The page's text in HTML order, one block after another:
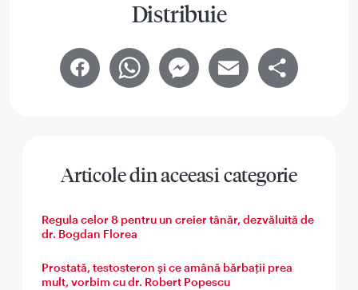
Distribuie
Articole din aceeasi categorie
Regula celor 8 pentru un creier tânăr, dezvăluită de
dr. Bogdan Florea
Prostată, testosteron și ce amână bărbații prea
mult, vorbim cu dr. Robert Popescu